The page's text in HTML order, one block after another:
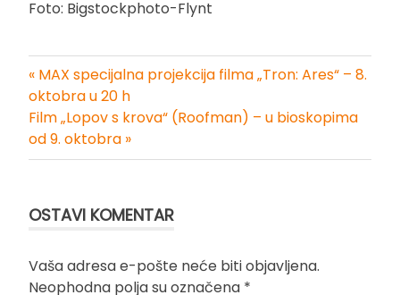
Foto: Bigstockphoto-Flynt
Kretanje
članka
« MAX specijalna projekcija filma „Tron: Ares“ – 8.
oktobra u 20 h
Film „Lopov s krova“ (Roofman) – u bioskopima
od 9. oktobra »
OSTAVI KOMENTAR
Vaša adresa e-pošte neće biti objavljena.
Neophodna polja su označena *